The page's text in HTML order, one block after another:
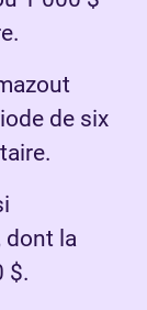
de six
dont la
$.